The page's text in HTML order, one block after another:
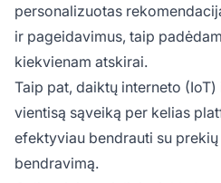
personalizuotas
ir pageidavimus, taip
kiekvienam atskirai.
Taip pat, daiktų interneto
vientisą sąveiką per kelias
efektyviau bendrauti su
bendravimą.